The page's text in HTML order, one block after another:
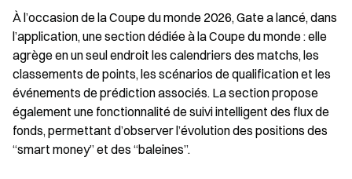
À l’occasion de la Coupe du monde 2026, Gate a lancé, dans
l’application, une section dédiée à la Coupe du monde : elle
agrège en un seul endroit les calendriers des matchs, les
classements de points, les scénarios de qualification et les
événements de prédiction associés. La section propose
également une fonctionnalité de suivi intelligent des flux de
fonds, permettant d’observer l’évolution des positions des
“smart money” et des “baleines”.